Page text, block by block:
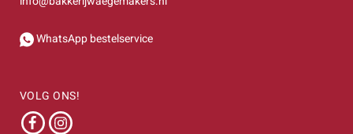
WhatsApp bestelservice
VOLG ONS!